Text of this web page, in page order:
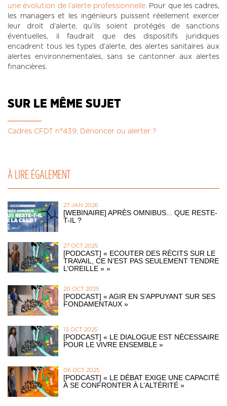
une évolution de l’alerte professionnelle. Pour que les cadres,
les managers et les ingénieurs puissent réellement exercer
leur droit d’alerte, qu’ils soient protégés de sanctions
éventuelles, il faudrait que des dispositifs juridiques
encadrent tous les types d’alerte, des alertes sanitaires aux
alertes environnementales, sans se cantonner aux alertes
financières.
SUR LE MÊME SUJET
Cadres CFDT n°439, Dénoncer ou alerter ?
À LIRE ÉGALEMENT
27 JAN 2026
[WEBINAIRE] APRÈS OMNIBUS... QUE RESTE-
T-IL ?
27 OCT 2025
[PODCAST] « ECOUTER DES RÉCITS SUR LE
TRAVAIL, CE N’EST PAS SEULEMENT TENDRE
L’OREILLE » »
20 OCT 2025
[PODCAST] « AGIR EN S’APPUYANT SUR SES
FONDAMENTAUX »
13 OCT 2025
[PODCAST] « LE DIALOGUE EST NÉCESSAIRE
POUR LE VIVRE ENSEMBLE »
06 OCT 2025
[PODCAST] « LE DÉBAT EXIGE UNE CAPACITÉ
À SE CONFRONTER À L’ALTÉRITÉ »